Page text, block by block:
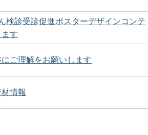
検診受診促進ポスターデザインコンテ
す
ご理解をお願いします
情報